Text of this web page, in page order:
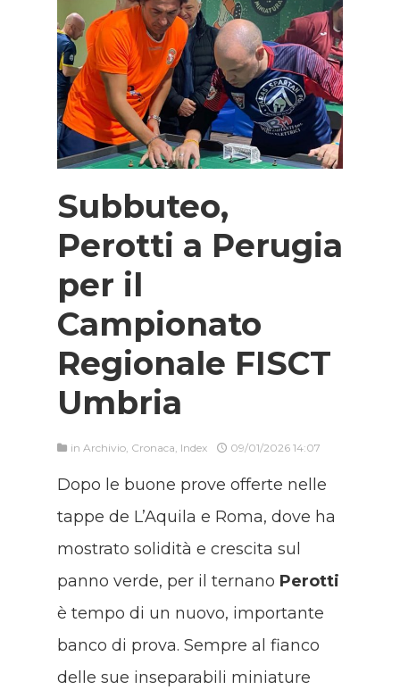
Subbuteo,
Perotti a Perugia
per il
Campionato
Regionale FISCT
Umbria
in Archivio Cronaca Index 09/01/2026 14:07
Dopo le buone prove offerte nelle
tappe de L’Aquila e Roma, dove ha
mostrato solidità e crescita sul
panno verde, per il ternano Perotti
è tempo di un nuovo, importante
banco di prova. Sempre al fianco
delle sue inseparabili miniature